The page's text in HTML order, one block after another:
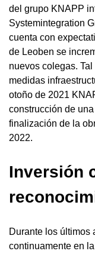
del grupo KNAPP
Systemintegration
cuenta con
de Leoben se
nuevos colegas.
medidas
otoño de 2021
construcción de
finalización de la
2022.
Inversión
Durante los últimos
continuamente en